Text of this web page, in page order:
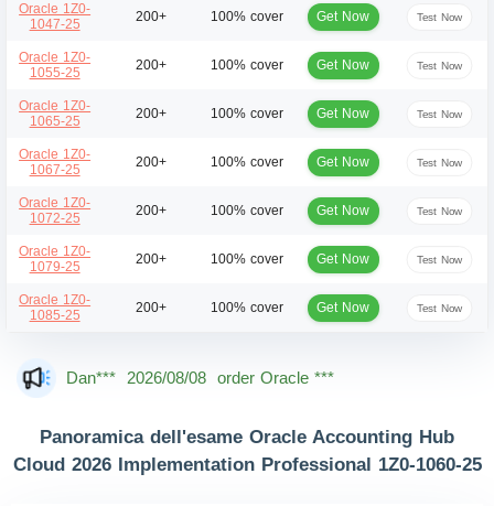
Oracle 1Z0-
1047-25
200+ 100% cover Get Now Test Now
Oracle 1Z0-
1055-25
200+ 100% cover Get Now Test Now
Oracle 1Z0-
1065-25
200+ 100% cover Get Now Test Now
Oracle 1Z0-
1067-25
200+ 100% cover Get Now Test Now
Oracle 1Z0-
1072-25
200+ 100% cover Get Now Test Now
Oracle 1Z0-
1079-25
200+ 100% cover Get Now Test Now
Oracle 1Z0-
1085-25
200+ 100% cover Get Now Test Now
Dan*** 2026/08/08 order Oracle ***
Owe*** 2026/08/08 order Oracle ***
Panoramica dell'esame Oracle Accounting Hub
Cloud 2026 Implementation Professional 1Z0-1060-25